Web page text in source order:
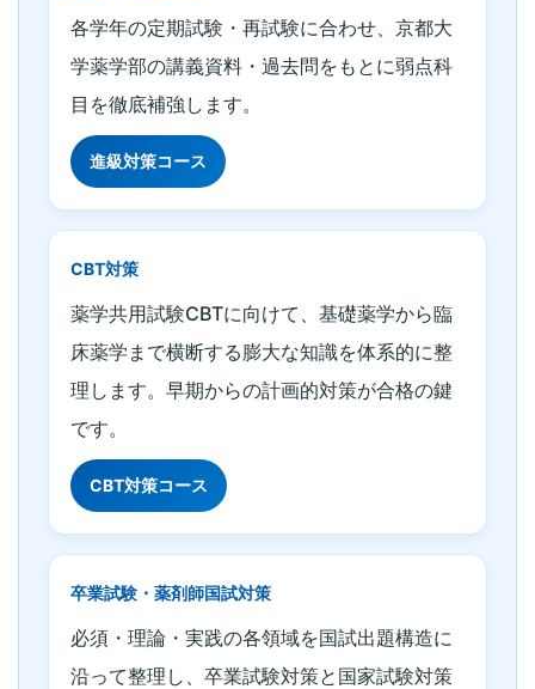
各学年の定期試験・再試験に合わせ、京都大
学薬学部の講義資料・過去問をもとに弱点科
目を徹底補強します。
進級対策コース
CBT対策
薬学共用試験CBTに向けて、基礎薬学から臨
床薬学まで横断する膨大な知識を体系的に整
理します。早期からの計画的対策が合格の鍵
です。
CBT対策コース
卒業試験・薬剤師国試対策
必須・理論・実践の各領域を国試出題構造に
沿って整理し、卒業試験対策と国家試験対策